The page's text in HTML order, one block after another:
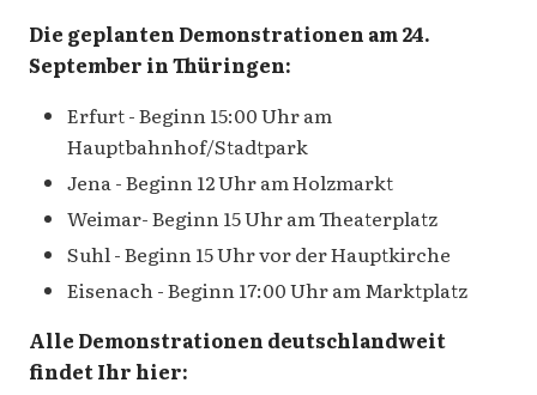
Die geplanten Demonstrationen am 24.
September in Thüringen:
Erfurt - Beginn 15:00 Uhr am
Hauptbahnhof/Stadtpark
Jena - Beginn 12 Uhr am Holzmarkt
Weimar- Beginn 15 Uhr am Theaterplatz
Suhl - Beginn 15 Uhr vor der Hauptkirche
Eisenach - Beginn 17:00 Uhr am Marktplatz
Alle Demonstrationen deutschlandweit
findet Ihr hier: